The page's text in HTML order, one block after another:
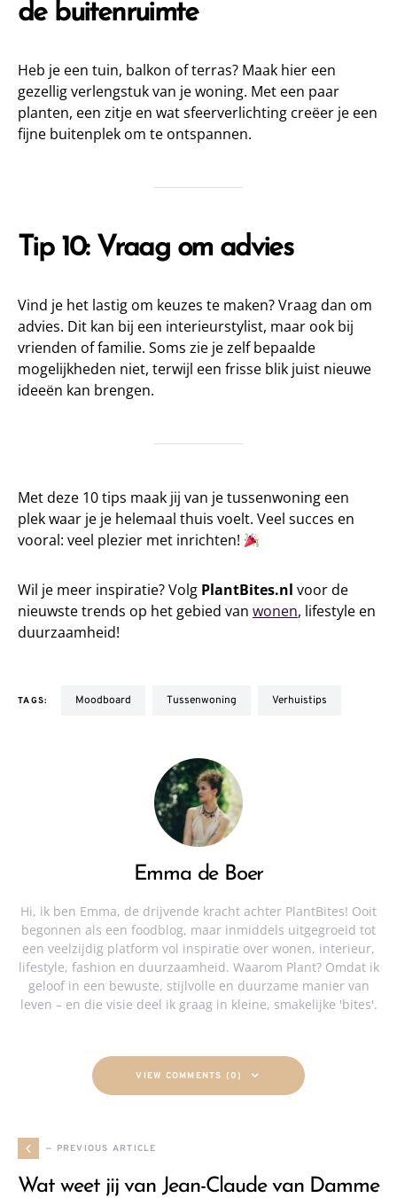
de buitenruimte
Heb je een tuin, balkon of terras? Maak hier een
gezellig verlengstuk van je woning. Met een paar
planten, een zitje en wat sfeerverlichting creëer je een
fijne buitenplek om te ontspannen.
Tip 10: Vraag om advies
Vind je het lastig om keuzes te maken? Vraag dan om
advies. Dit kan bij een interieurstylist, maar ook bij
vrienden of familie. Soms zie je zelf bepaalde
mogelijkheden niet, terwijl een frisse blik juist nieuwe
ideeën kan brengen.
Met deze 10 tips maak jij van je tussenwoning een
plek waar je je helemaal thuis voelt. Veel succes en
vooral: veel plezier met inrichten!
Wil je meer inspiratie? Volg PlantBites.nl voor de
nieuwste trends op het gebied van wonen, lifestyle en
duurzaamheid!
TAGS: moodboard tussenwoning verhuistips
Emma de Boer
Hi, ik ben Emma, de drijvende kracht achter PlantBites! Ooit
begonnen als een foodblog, maar inmiddels uitgegroeid tot
een veelzijdig platform vol inspiratie over wonen, interieur,
lifestyle, fashion en duurzaamheid. Waarom Plant? Omdat ik
geloof in een bewuste, stijlvolle en duurzame manier van
leven – en die visie deel ik graag in kleine, smakelijke 'bites'.
VIEW COMMENTS (0)
— PREVIOUS ARTICLE
Wat weet jij van Jean-Claude van Damme